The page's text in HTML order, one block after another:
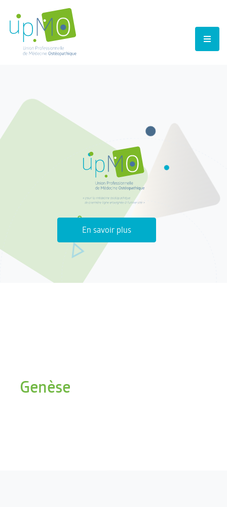
En savoir plus
Genèse